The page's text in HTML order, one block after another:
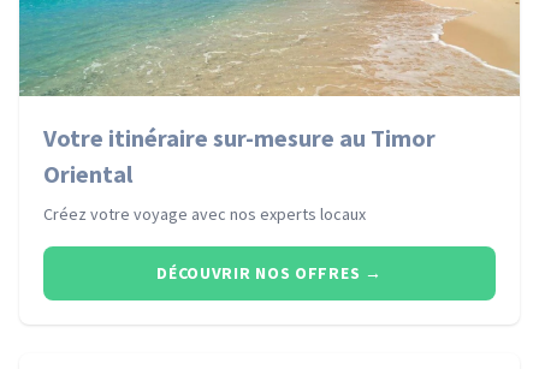
Votre itinéraire sur-mesure au Timor
Oriental
Créez votre voyage avec nos experts locaux
DÉCOUVRIR NOS OFFRES →